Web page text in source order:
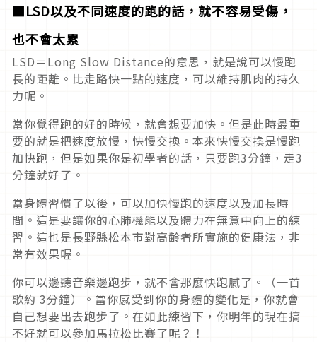
■LSD以及不同速度的跑的話，就不容易受傷，
也不會太累
LSD＝Long Slow Distance的意思，就是說可以慢跑
長的距離。比走路快一點的速度，可以維持肌肉的持久
力呢。
當你覺得跑的好的時候，就會想要加快。但是此時最重
要的就是把速度放慢，快慢交換。本來快慢交換是慢跑
加快跑，但是如果你是初學者的話，只要跑3分鐘，走3
分鐘就好了。
當身體習慣了以後，可以加快慢跑的速度以及加長時
間。這是要讓你的心肺機能以及體力在無意中向上的練
習。這也是長野縣松本市對高齢者所實施的健康法，非
常有效果喔。
你可以邊聽音樂邊跑步，就不會那麼快跑膩了。（一首
歌約 3分鐘）。當你感受到你的身體的變化是，你就會
自己想要出去跑步了。在如此練習下，你明年的現在搞
不好就可以參加馬拉松比賽了呢？！